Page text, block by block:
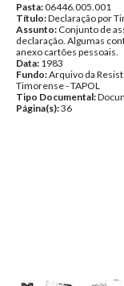
Pasta:06446.005.001
Título:Declaração por
Assunto: Conjunto de
declaração. Algumas
anexo cartões pessoais.
Data: 1983
Fundo:Arquivo da
Timorense - TAPOL
Tipo Documental:
Página(s):36